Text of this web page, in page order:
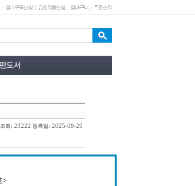
정기구독신청 유료회원신청 장바구니 주문조회
조회: 23222 등록일: 2025-09-29
>